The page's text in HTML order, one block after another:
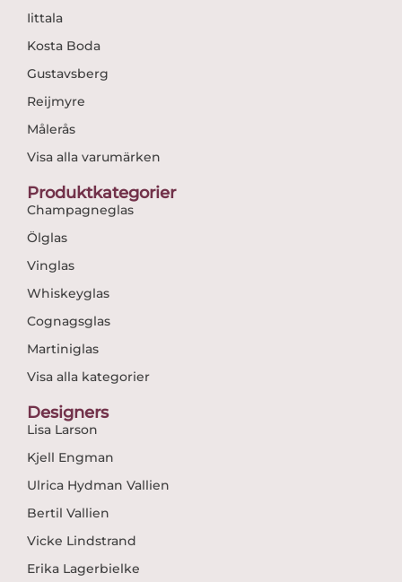
Iittala
Kosta Boda
Gustavsberg
Reijmyre
Målerås
Visa alla varumärken
Produktkategorier
Champagneglas
Ölglas
Vinglas
Whiskeyglas
Cognagsglas
Martiniglas
Visa alla kategorier
Designers
Lisa Larson
Kjell Engman
Ulrica Hydman Vallien
Bertil Vallien
Vicke Lindstrand
Erika Lagerbielke